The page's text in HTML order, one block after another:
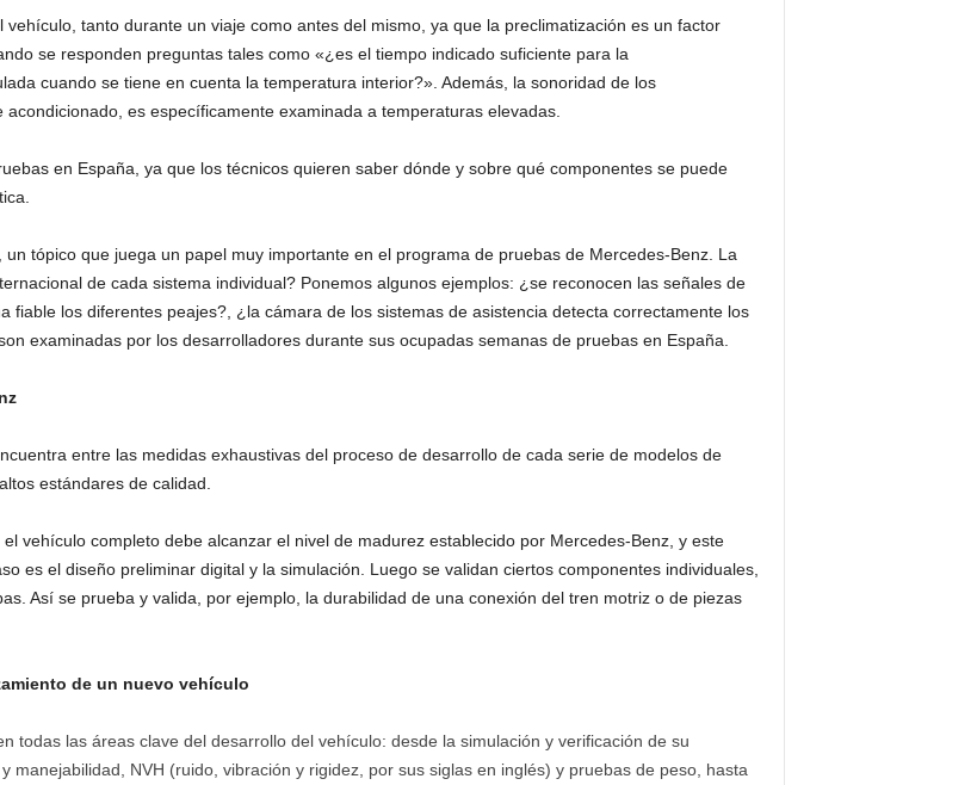
tanto durante un viaje como antes del mismo, ya que la preclimatización es un factor
se responden preguntas tales como «¿es el tiempo indicado suficiente para la
cuando se tiene en cuenta la temperatura interior?». Además, la sonoridad de los
es específicamente examinada a temperaturas elevadas.
en España, ya que los técnicos quieren saber dónde y sobre qué componentes se puede
tópico que juega un papel muy importante en el programa de pruebas de Mercedes-Benz. La
de cada sistema individual? Ponemos algunos ejemplos: ¿se reconocen las señales de
fiable los diferentes peajes?, ¿la cámara de los sistemas de asistencia detecta correctamente los
examinadas por los desarrolladores durante sus ocupadas semanas de pruebas en España.
entre las medidas exhaustivas del proceso de desarrollo de cada serie de modelos de
estándares de calidad.
vehículo completo debe alcanzar el nivel de madurez establecido por Mercedes-Benz, y este
es el diseño preliminar digital y la simulación. Luego se validan ciertos componentes individuales,
Así se prueba y valida, por ejemplo, la durabilidad de una conexión del tren motriz o de piezas
de un nuevo vehículo
todas las áreas clave del desarrollo del vehículo: desde la simulación y verificación de su
manejabilidad, NVH (ruido, vibración y rigidez, por sus siglas en inglés) y pruebas de peso, hasta